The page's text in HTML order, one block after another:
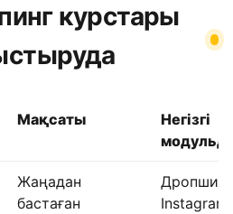
курстары
Мақсаты
Негізгі
Жаңадан
бастаған
Instagram,